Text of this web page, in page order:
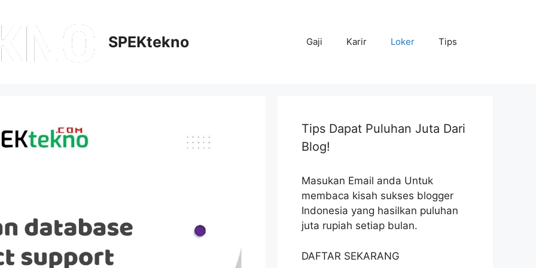
SPEKtekno Gaji Karir Loker Tips
Tips Dapat Puluhan Juta Dari
Blog!
Masukan Email anda Untuk
membaca kisah sukses blogger
Indonesia yang hasilkan puluhan
juta rupiah setiap bulan.
DAFTAR SEKARANG